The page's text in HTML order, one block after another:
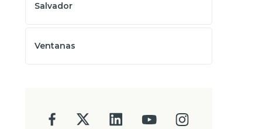
Salvador
Ventanas